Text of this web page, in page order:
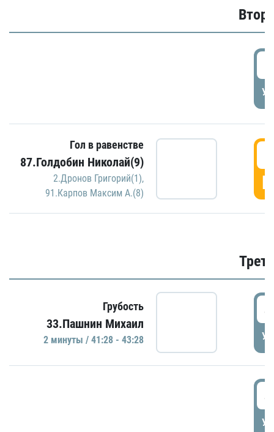
Гол в равенстве
87.Голдобин Николай(9)
2.Дронов Григорий(1),
91.Карпов Максим А.(8)
Грубость
33.Пашнин Михаил
2 минуты / 41:28 - 43:28